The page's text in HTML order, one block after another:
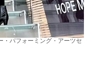
パフォーミング・ アーツセ